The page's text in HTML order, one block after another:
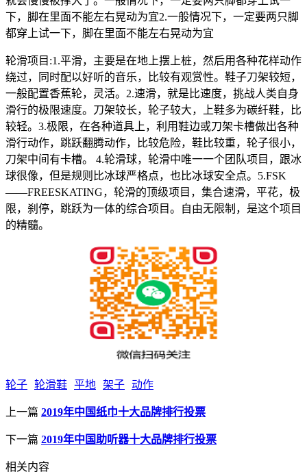
下，脚在里面不能左右晃动为宜2.一般情况下，一定要两只脚
都穿上试一下，脚在里面不能左右晃动为宜
轮滑项目:1.平滑，主要是在地上摆上桩，然后用各种花样动作
绕过，同时配以好听的音乐，比较有观赏性。鞋子刀架较短，
一般配置香蕉轮，灵活。2.速滑，就是比速度，挑战人类自身
滑行的极限速度。刀架较长，轮子较大，上鞋多为碳纤鞋，比
较轻。3.极限，在各种道具上，利用鞋边或刀架卡槽做出各种
滑行动作，跳跃翻腾动作，比较危险，鞋比较重，轮子很小，
刀架中间有卡槽。 4.轮滑球，轮滑中唯一一个团队项目，跟冰
球很像，但是规则比冰球严格点，也比冰球安全点。5.FSK
——FREESKATING，轮滑的顶级项目，集合速滑，平花，极
限，刹停，跳跃为一体的综合项目。自由无限制，是这个项目
的精髓。
轮子 轮滑鞋 平地 架子 动作
上一篇 2019年中国纸巾十大品牌排行投票
下一篇 2019年中国助听器十大品牌排行投票
相关内容